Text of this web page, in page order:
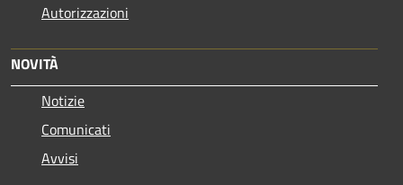
Autorizzazioni
NOVITÀ
Notizie
Comunicati
Avvisi